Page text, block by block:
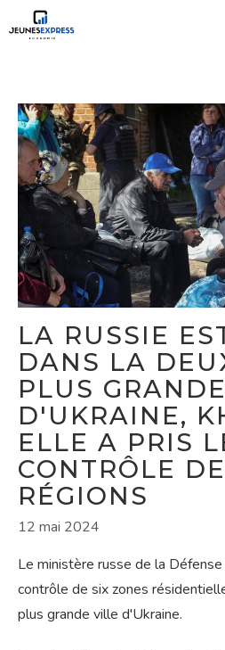
au
LA RUSSIE
DANS LA
PLUS
D'UKRAINE,
ELLE A PRIS
CONTRÔLE
RÉGIONS
12 mai 2024
Le ministère russe de la
contrôle de six zones
plus grande ville d'Ukraine.